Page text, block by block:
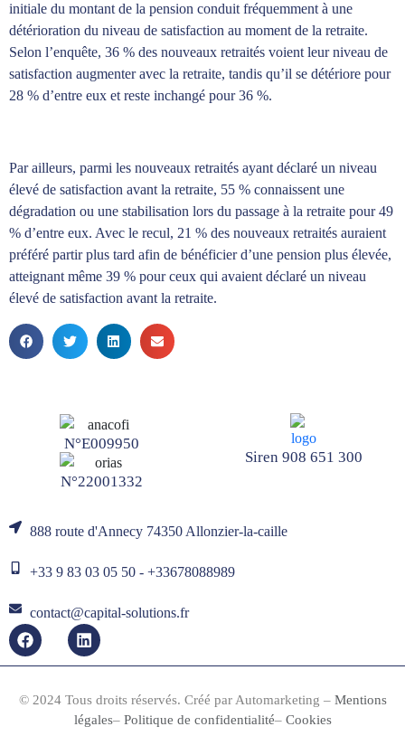
initiale du montant de la pension conduit fréquemment à une
détérioration du niveau de satisfaction au moment de la retraite.
Selon l’enquête, 36 % des nouveaux retraités voient leur niveau de
satisfaction augmenter avec la retraite, tandis qu’il se détériore pour
28 % d’entre eux et reste inchangé pour 36 %.
Par ailleurs, parmi les nouveaux retraités ayant déclaré un niveau
élevé de satisfaction avant la retraite, 55 % connaissent une
dégradation ou une stabilisation lors du passage à la retraite pour 49
% d’entre eux. Avec le recul, 21 % des nouveaux retraités auraient
préféré partir plus tard afin de bénéficier d’une pension plus élevée,
atteignant même 39 % pour ceux qui avaient déclaré un niveau
élevé de satisfaction avant la retraite.
N°E009950
N°22001332
Siren 908 651 300
888 route d'Annecy 74350 Allonzier-la-caille
+33 9 83 03 05 50 - +33678088989
contact@capital-solutions.fr
© 2024 Tous droits réservés. Créé par Automarketing – Mentions
légales– Politique de confidentialité–Cookies